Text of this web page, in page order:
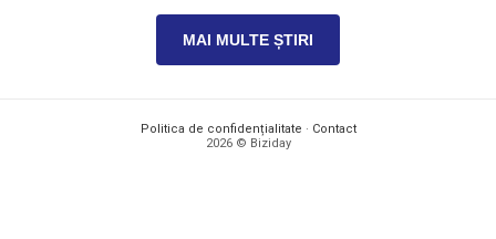
MAI MULTE ȘTIRI
Politica de confidențialitate · Contact
2026 © Biziday